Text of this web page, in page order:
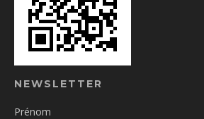
NEWSLETTER
Prénom